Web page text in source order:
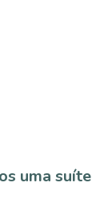
uma suíte